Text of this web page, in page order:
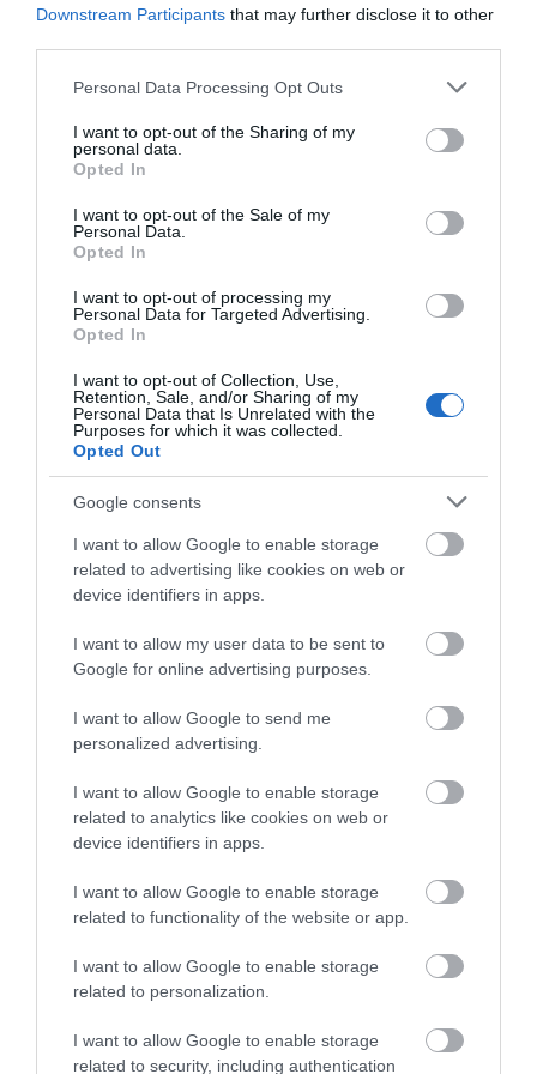
Downstream Participants that may further disclose it to other
Please note that this website/app uses one or more Google
not limited to your visit or usage behaviour. You may click to
grant or deny consent to Google and its third-party tags to
use your data for below specified purposes in below Google
consent section.
Personal Data Processing Opt Outs
I want to opt-out of the Sharing of my
personal data.
Opted In
I want to opt-out of the Sale of my
Personal Data.
Opted In
I want to opt-out of processing my
Personal Data for Targeted Advertising.
Opted In
I want to opt-out of Collection, Use,
Retention, Sale, and/or Sharing of my
Personal Data that Is Unrelated with the
Purposes for which it was collected.
Opted Out
Google consents
I want to allow Google to enable storage
related to advertising like cookies on web or
device identifiers in apps.
I want to allow my user data to be sent to
Google for online advertising purposes.
I want to allow Google to send me
personalized advertising.
I want to allow Google to enable storage
related to analytics like cookies on web or
device identifiers in apps.
I want to allow Google to enable storage
related to functionality of the website or app.
I want to allow Google to enable storage
related to personalization.
I want to allow Google to enable storage
related to security, including authentication
ζωή
07.08.2026 | 18:00
κρίθηκαν κατεδαφιστέα στο
Πόρτο Γερμενό
07.08.2026 | 17:40
Εύβοια: Αυτός είναι ο 36χρονος
επιχειρηματίας πού έχασε την
07.08.2026 | 17:20
καρδιακό επεισόδιο ενώ οδηγούσε
07.08.2026 | 17:00
Αυγουστιάτικη απόβαση στην
Εύβοια – «Κόκκινο» πριν από την
Υψηλή Γέφυρα Χαλκίδας
07.08.2026 | 16:45
το μπαλκόνι
07.08.2026 | 16:30
Διακοπές στην Κάρυστο: Το Χωνί
αυθεντικές ελληνικές γεύσεις
07.08.2026 | 16:15
Δύο ακόμη στελέχη αποχωρούν
καταγγέλλοντας κλειστό
07.08.2026 | 16:00
ασυνείδητους στην Εύβοια:
Πετούν ογκώδη αντικείμενα όπου
Όλες οι τελευταίες ειδήσεις
ΠΕΡΙΣΣΟΤΕΡΑ ΑΠΟ ΕΙΔΗΣΕΙΣ ΕΥΒΟΙΑ
Αυτός ο δήμος της
δικαστήρια για τις
ανεμογεννήτριες
Βαρύ πένθος για τον
Εύβοια που έφυγε από
Εύβοια: Αυτός είναι ο
36χρονος
έχασε την ζωή του
Αυγουστιάτικη
την Υψηλή Γέφυρα
Χαλκίδας